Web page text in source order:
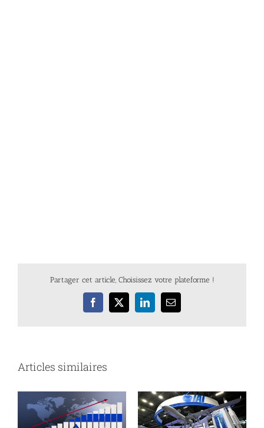
Partager cet article, Choisissez votre plateforme !
Facebook
X LinkedInEmail
Articles similaires